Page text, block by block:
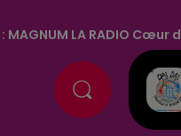
MAGNUM LA RADIO Cœur